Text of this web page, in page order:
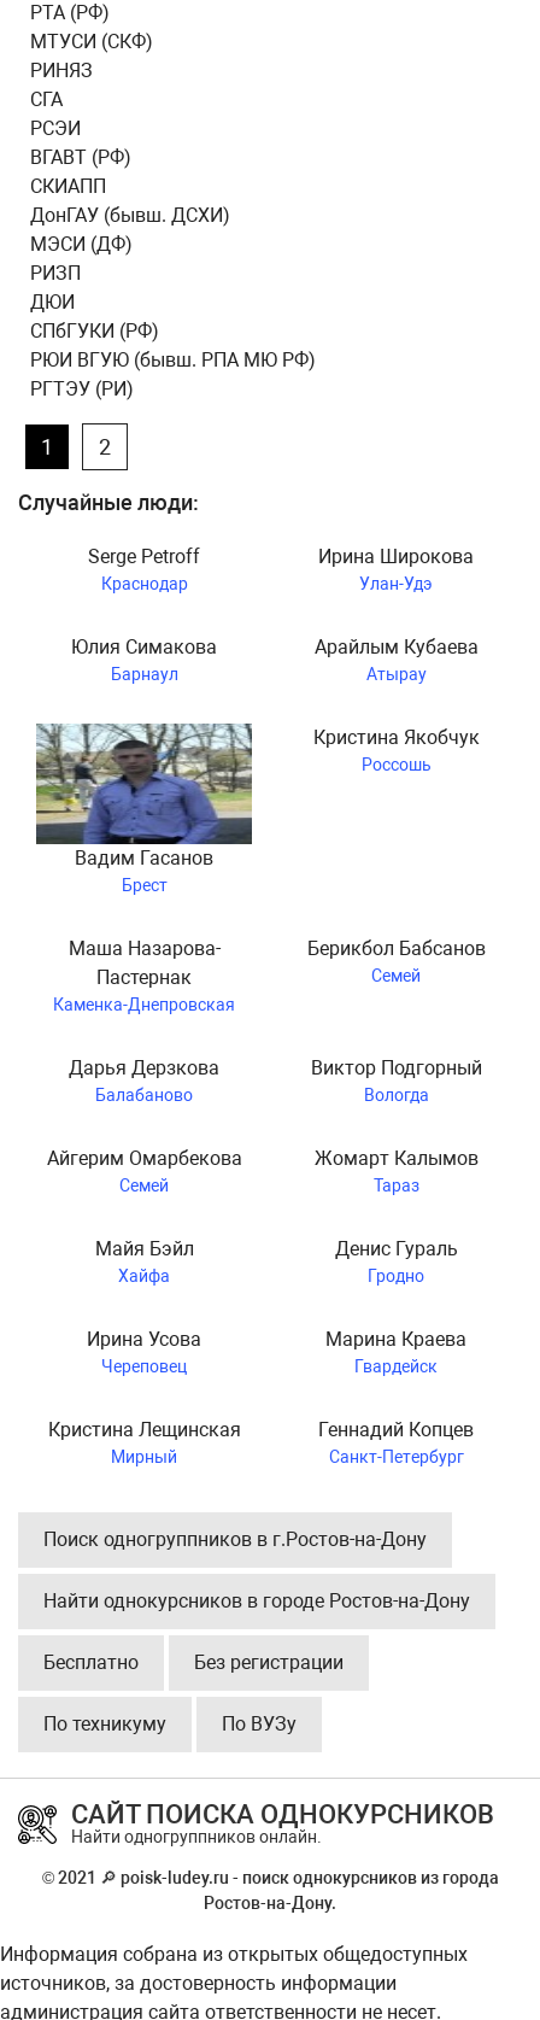
РТА (РФ)
МТУСИ (СКФ)
РИНЯЗ
СГА
РСЭИ
ВГАВТ (РФ)
СКИАПП
ДонГАУ (бывш. ДСХИ)
МЭСИ (ДФ)
РИЗП
ДЮИ
СПбГУКИ (РФ)
РЮИ ВГУЮ (бывш. РПА МЮ РФ)
РГТЭУ (РИ)
1 2
Случайные люди:
Serge Petroff
Краснодар
Ирина Широкова
Улан-Удэ
Юлия Симакова
Барнаул
Арайлым Кубаева
Атырау
Вадим Гасанов
Брест
Кристина Якобчук
Россошь
Маша Назарова-
Пастернак
Каменка-Днепровская
Берикбол Бабсанов
Семей
Дарья Дерзкова
Балабаново
Виктор Подгорный
Вологда
Айгерим Омарбекова
Семей
Жомарт Калымов
Тараз
Майя Бэйл
Хайфа
Денис Гураль
Гродно
Ирина Усова
Череповец
Марина Краева
Гвардейск
Кристина Лещинская
Мирный
Геннадий Копцев
Санкт-Петербург
Поиск одногруппников в г.Ростов-на-Дону
Найти однокурсников в городе Ростов-на-Дону
Бесплатно Без регистрации
По техникуму По ВУЗу
САЙТ ПОИСКА ОДНОКУРСНИКОВ
Найти одногруппников онлайн.
© 2021 🔎 poisk-ludey.ru - поиск однокурсников из города
Ростов-на-Дону.
Информация собрана из открытых общедоступных
источников, за достоверность информации
администрация сайта ответственности не несет.